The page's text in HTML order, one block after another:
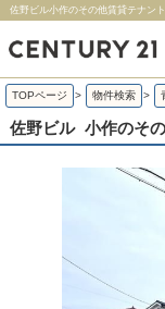
佐野ビル小作のその他賃貸テナン
TOPページ > 物件検索 >
佐野ビル 小作のそ